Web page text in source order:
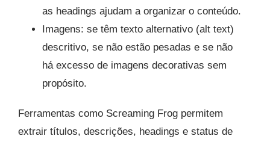
as headings ajudam a organizar o conteúdo.
Imagens: se têm texto alternativo (alt text)
descritivo, se não estão pesadas e se não
há excesso de imagens decorativas sem
propósito.​
Ferramentas como Screaming Frog permitem
extrair títulos, descrições, headings e status de